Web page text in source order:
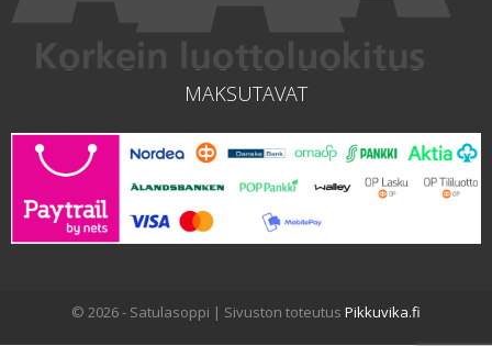
MAKSUTAVAT
© 2026 - Satulasoppi | Sivuston toteutus Pikkuvika.fi